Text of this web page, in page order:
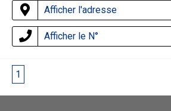
Afficher l'adresse
Afficher le N°
1